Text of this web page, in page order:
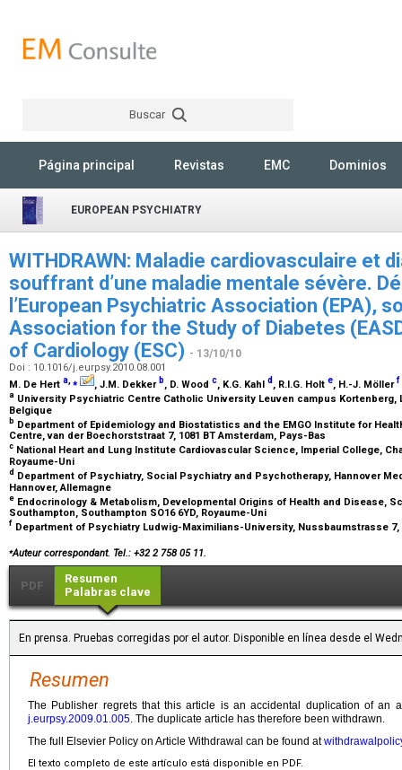
Buscar
Página principal Revistas EMC Dominios
EUROPEAN PSYCHIATRY
WITHDRAWN: Maladie cardiovasculaire et
souffrant d’une maladie mentale sévère.
l’European Psychiatric Association (EPA),
Association for the Study of Diabetes
of Cardiology (ESC) - 13/10/10
Doi : 10.1016/j.eurpsy.2010.08.001
M. De Hert a,⁎ , J.M. Dekker b, D. Wood c, K.G. Kahl d , R.I.G. Holt e, H.-J. Möllerf
a University Psychiatric Centre Catholic University Leuven campus Kortenberg,
Belgique
b Department of Epidemiology and Biostatistics and the EMGO Institute for
Centre, van der Boechorststraat 7, 1081 BT Amsterdam, Pays-Bas
c National Heart and Lung Institute Cardiovascular Science, Imperial College,
Royaume-Uni
d Department of Psychiatry, Social Psychiatry and Psychotherapy, Hannover
Hannover, Allemagne
e Endocrinology & Metabolism, Developmental Origins of Health and Disease,
Southampton, Southampton SO16 6YD, Royaume-Uni
f Department of Psychiatry Ludwig-Maximilians-University, Nussbaumstrasse 7,
⁎Auteur correspondant. Tel.: +32 2 758 05 11.
PDF
Resumen
Palabras clave
En prensa. Pruebas corregidas por el autor. Disponible en línea desde el
Resumen
The Publisher regrets that this article is an accidental duplication of an
j.eurpsy.2009.01.005 . The duplicate article has therefore been withdrawn.
The full Elsevier Policy on Article Withdrawal can be found at
El texto completo de este artículo está disponible en PDF.